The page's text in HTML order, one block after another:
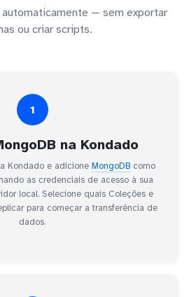
— sem exportar
ou criar scripts.
1
na Kondado
Kondado e adicione MongoDBcomo
as credenciais de acesso à sua
local. Selecione quais Coleções e
para começar a transferência de
dados.